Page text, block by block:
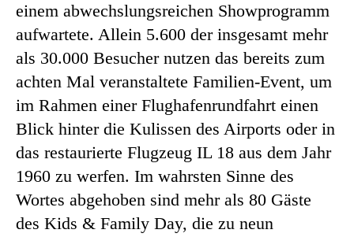
einem abwechslungsreichen Showprogramm
aufwartete. Allein 5.600 der insgesamt mehr
als 30.000 Besucher nutzen das bereits zum
achten Mal veranstaltete Familien-Event, um
im Rahmen einer Flughafenrundfahrt einen
Blick hinter die Kulissen des Airports oder in
das restaurierte Flugzeug IL 18 aus dem Jahr
1960 zu werfen. Im wahrsten Sinne des
Wortes abgehoben sind mehr als 80 Gäste
des Kids & Family Day, die zu neun